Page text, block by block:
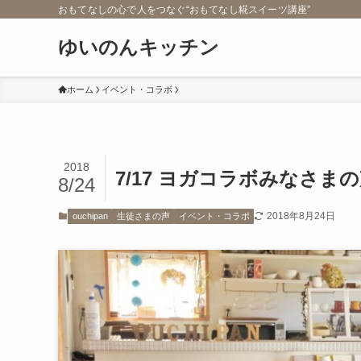
おもてなしの心で人をつなぐ“おもてなし糀スイーツ講座”
ゆいのんキッチン
ホーム イベント・コラボ
7/17 ヨガコラボみなさま
2018
8/24
ouchipan 生徒さまの声 イベント・コラボ 2018年8月24日